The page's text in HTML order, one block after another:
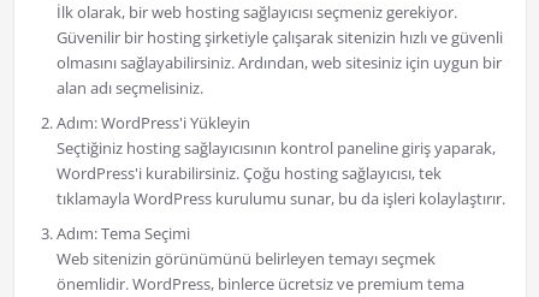
İlk olarak, bir web hosting sağlayıcısı seçmeniz gerekiyor.
Güvenilir bir hosting şirketiyle çalışarak sitenizin hızlı ve güvenli
olmasını sağlayabilirsiniz. Ardından, web sitesiniz için uygun bir
alan adı seçmelisiniz.
Adım: WordPress'i Yükleyin
Seçtiğiniz hosting sağlayıcısının kontrol paneline giriş yaparak,
WordPress'i kurabilirsiniz. Çoğu hosting sağlayıcısı, tek
tıklamayla WordPress kurulumu sunar, bu da işleri kolaylaştırır.
Adım: Tema Seçimi
Web sitenizin görünümünü belirleyen temayı seçmek
önemlidir. WordPress, binlerce ücretsiz ve premium tema